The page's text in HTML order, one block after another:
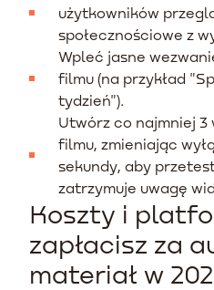
użytkowników
społecznościowe z
Wpleć jasne
filmu (na przykład
tydzień").
Utwórz co najmniej
filmu, zmieniając
sekundy, aby
zatrzymuje uwagę
Koszty i
zapłacisz za
materiał w